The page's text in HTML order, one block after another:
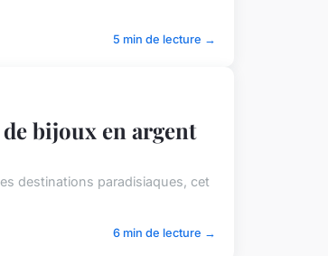
5 min de lecture →
bijoux en argent
destinations paradisiaques, cet
6 min de lecture →